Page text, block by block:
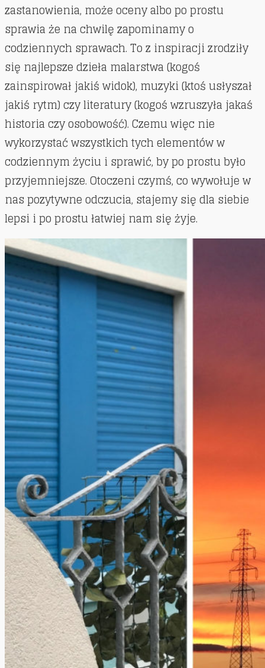
zastanowienia, może oceny albo po prostu
sprawia że na chwilę zapominamy o
codziennych sprawach. To z inspiracji zrodziły
się najlepsze dzieła malarstwa (kogoś
zainspirował jakiś widok), muzyki (ktoś usłyszał
jakiś rytm) czy literatury (kogoś wzruszyła jakaś
historia czy osobowość). Czemu więc nie
wykorzystać wszystkich tych elementów w
codziennym życiu i sprawić, by po prostu było
przyjemniejsze. Otoczeni czymś, co wywołuje w
nas pozytywne odczucia, stajemy się dla siebie
lepsi i po prostu łatwiej nam się żyje.